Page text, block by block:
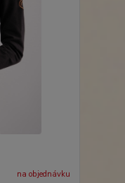
na objednávku